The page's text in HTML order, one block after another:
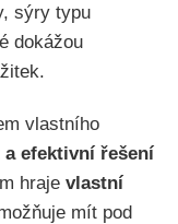
sýry typu
dokážou
vlastního
efektivní řešení
hraje vlastní
mít pod